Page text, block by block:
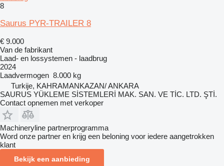
8
Saurus PYR-TRAILER 8
€ 9.000
Van de fabrikant
Laad- en lossystemen - laadbrug
2024
Laadvermogen 8.000 kg
Turkije, KAHRAMANKAZAN/ ANKARA
SAURUS YÜKLEME SİSTEMLERİ MAK. SAN. VE TİC. LTD. ŞTİ.
Contact opnemen met verkoper
Machineryline partnerprogramma
Word onze partner en krijg een beloning voor iedere aangetrokken
klant
Bekijk een aanbieding